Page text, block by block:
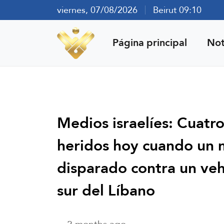
viernes, 07/08/2026 Beirut 09:10
Página principal
Medios israelíes:
heridos hoy cuando
disparado contra un
sur del Líbano